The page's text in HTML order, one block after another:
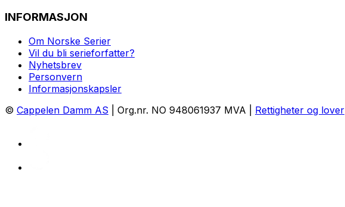
INFORMASJON
Om Norske Serier
Vil du bli serieforfatter?
Nyhetsbrev
Personvern
Informasjonskapsler
© Cappelen Damm AS | Org.nr. NO 948061937 MVA | Rettigheter og lover